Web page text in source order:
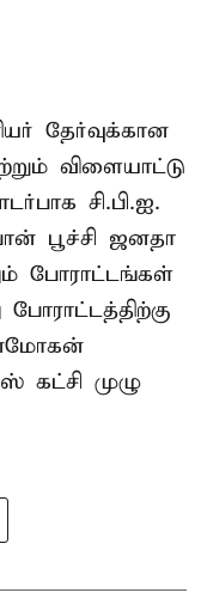
தேர்வுக்கான
விளையாட்டு
சி.பி.ஐ.
பூச்சி ஜனதா
போராட்டங்கள்
கட்சி முழு